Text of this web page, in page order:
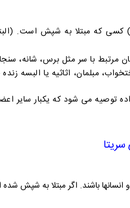
کسی که مبتلا به شپش است.
با سر مثل برس، شانه،
مبلمان، اثاثیه یا البسه
می شود که یکبار سایر
باشند. اگر مبتلا به شپش